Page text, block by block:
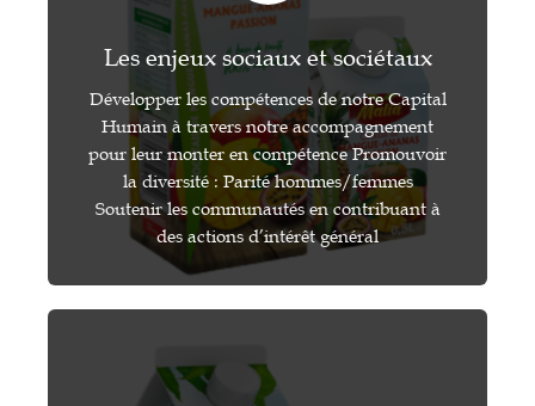
Les enjeux sociaux et sociétaux
Développer les compétences de notre Capital
Humain à travers notre accompagnement
pour leur monter en compétence Promouvoir
la diversité : Parité hommes/femmes
Soutenir les communautés en contribuant à
des actions d’intérêt général